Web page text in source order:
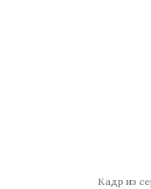
Кадр из